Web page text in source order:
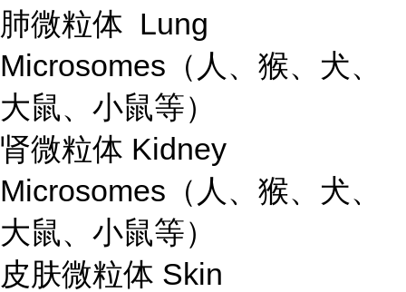
肺微粒体 Lung
Microsomes（人、猴、犬、
大鼠、小鼠等）
肾微粒体 Kidney
Microsomes（人、猴、犬、
大鼠、小鼠等）
皮肤微粒体 Skin